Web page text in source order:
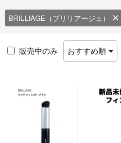
BRILLIAGE（ブリリアージュ）
販売中のみ おすすめ順